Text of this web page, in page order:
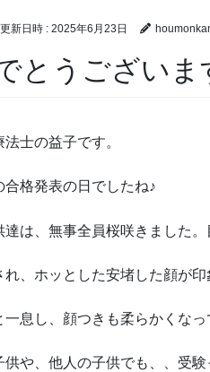
新日時 : 2025年6月23日
とうございま
士の益子です。
合格発表の日でしたね♪
は、無事全員桜咲きました。
、ホッとした安堵した顔が印
息し、顔つきも柔らかくなっ
供や、他人の子供でも、、受